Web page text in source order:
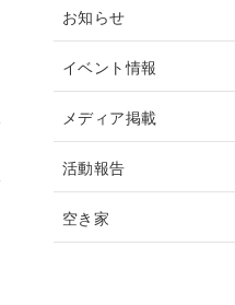
お知らせ
イベント情報
メディア掲載
活動報告
空き家